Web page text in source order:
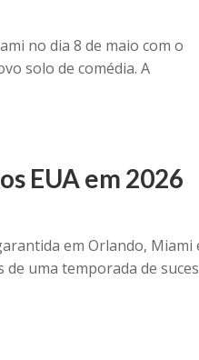
no dia 8 de maio com o
solo de comédia. A
EUA em 2026
em Orlando, Miami
uma temporada de